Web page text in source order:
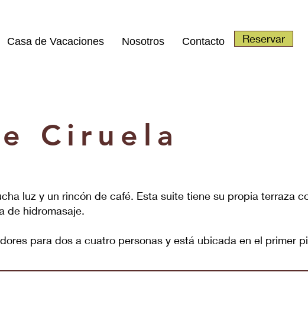
Casa de Vacaciones Nosotros Contacto Reservar
Ciruela
luz y un rincón de café. Esta suite tiene su propia terraza
de hidromasaje.
para dos a cuatro personas y está ubicada en el primer